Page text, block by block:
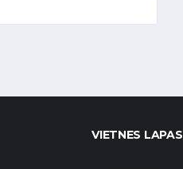
VIETNES LAPAS